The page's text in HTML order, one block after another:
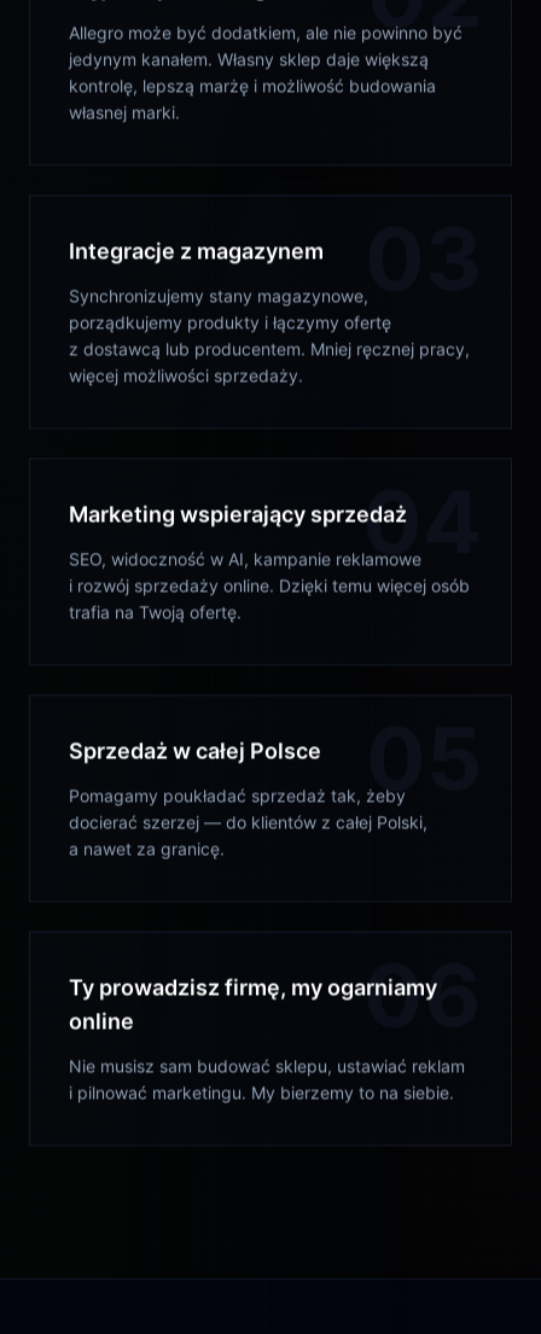
Allegro może być dodatkiem, ale nie powinno być
jedynym kanałem. Własny sklep daje większą
kontrolę, lepszą marżę i możliwość budowania
własnej marki.
Integracje z magazynem
Synchronizujemy stany magazynowe,
porządkujemy produkty i łączymy ofertę
z dostawcą lub producentem. Mniej ręcznej pracy,
więcej możliwości sprzedaży.
04
Marketing wspierający sprzedaż
SEO, widoczność w AI, kampanie reklamowe
i rozwój sprzedaży online. Dzięki temu więcej osób
trafia na Twoją ofertę.
Sprzedaż w całej Polsce
Pomagamy poukładać sprzedaż tak, żeby
docierać szerzej — do klientów z całej Polski,
a nawet za granicę.
06
Ty prowadzisz firmę, my ogarniamy
online
Nie musisz sam budować sklepu, ustawiać reklam
i pilnować marketingu. My bierzemy to na siebie.